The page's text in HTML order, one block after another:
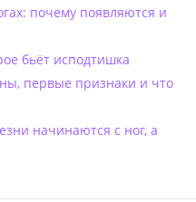
почему появляются и
бьёт исподтишка
первые признаки и что
начинаются с ног, а